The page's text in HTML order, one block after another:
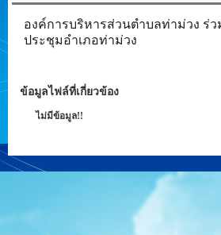
องค์การบริหารส่วนตำบลท่าม่วง ร่
ประชุมอำเภอท่าม่วง
ข้อมูลไฟล์ที่เกี่ยวข้อง
ไม่มีข้อมูล!!